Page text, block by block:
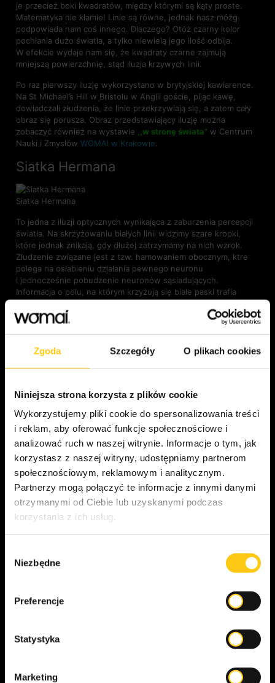
Zgoda Szczegóły O plikach cookies
Niniejsza strona korzysta z plików cookie
Wykorzystujemy pliki cookie do spersonalizowania treści
i reklam, aby oferować funkcje społecznościowe i
analizować ruch w naszej witrynie. Informacje o tym, jak
korzystasz z naszej witryny, udostępniamy partnerom
społecznościowym, reklamowym i analitycznym.
Partnerzy mogą połączyć te informacje z innymi danymi
otrzymanymi od Ciebie lub uzyskanymi podczas
korzystania z ich usług.
zgody
Niezbędne
Preferencje
Statystyka
Marketing
je przecież boki kwadratów, między którymi są kąty proste.
Matematyka nie kłamie! Linie są równe, jednak nasz mózg
podpowiada nam coś innego. Dlaczego? Otóż czarny kolor
pochłania dużo światła, a tylko niewielą jego ilość odbija.
W efekcie wydaje nam się, że kwadraty czarne zajmują
mniejszą powierzchnię, stąd iluzja krzywych linii.
Po raz pierwszy iluzję wykorzystano w brytyjskiej kawiarence.
Na St Michael’s Hill w Bristolu w Anglii goście, pijąc kawę,
dowiadczali złudzenia, że linie przekrzywiają się, a zatem cały
obraz się porusza. Obraz przedstawiający iluzję można
zobaczyć również na wystawie
,,w stronę świata” w Centrum
Nauki i ZmysłówWOMAI w Krakowie.
Siatka Hermana
Siatka Hermana
To jedna z iluzji optycznych wynikająca z zaburzenia percepcji
światła. Na skrzyżowaniu białych linii widzimy szare kropki,
które jednak znikają, gdy dłużej zatrzymamy na nich wzrok.
Złudzenie związane jest z tzw. hamowaniem obocznym, ktre
polega na osłabieniu działania pewnego neuronu
i jednocześnie pobudzenie neuronów sąsiadujących.
Informacja o polu, na którym krzyżują się białe paski trafia
który jednak blokują pozostałe, odpowiedzialne
za przenoszenie wiadmości o czarnych liniach. W ten oto
przedstawione w formie iluzji optycznej mają takę samą
wielkość.
Złudzenia związane z perspektywą
Gdy z obrazu usuniemy wszystkie wskazówki dotyczące
perspektywy, będziemy mieć ponownie problem
z odczytaniem obrazu. Słynny sześcian Neckera zmienia swoje
położenie, gdy na niego patrzymy. Niebezpieczny może
okazać się nieskończony spacer po schodach Penrose’a,
Author – Małgorzata Lebica